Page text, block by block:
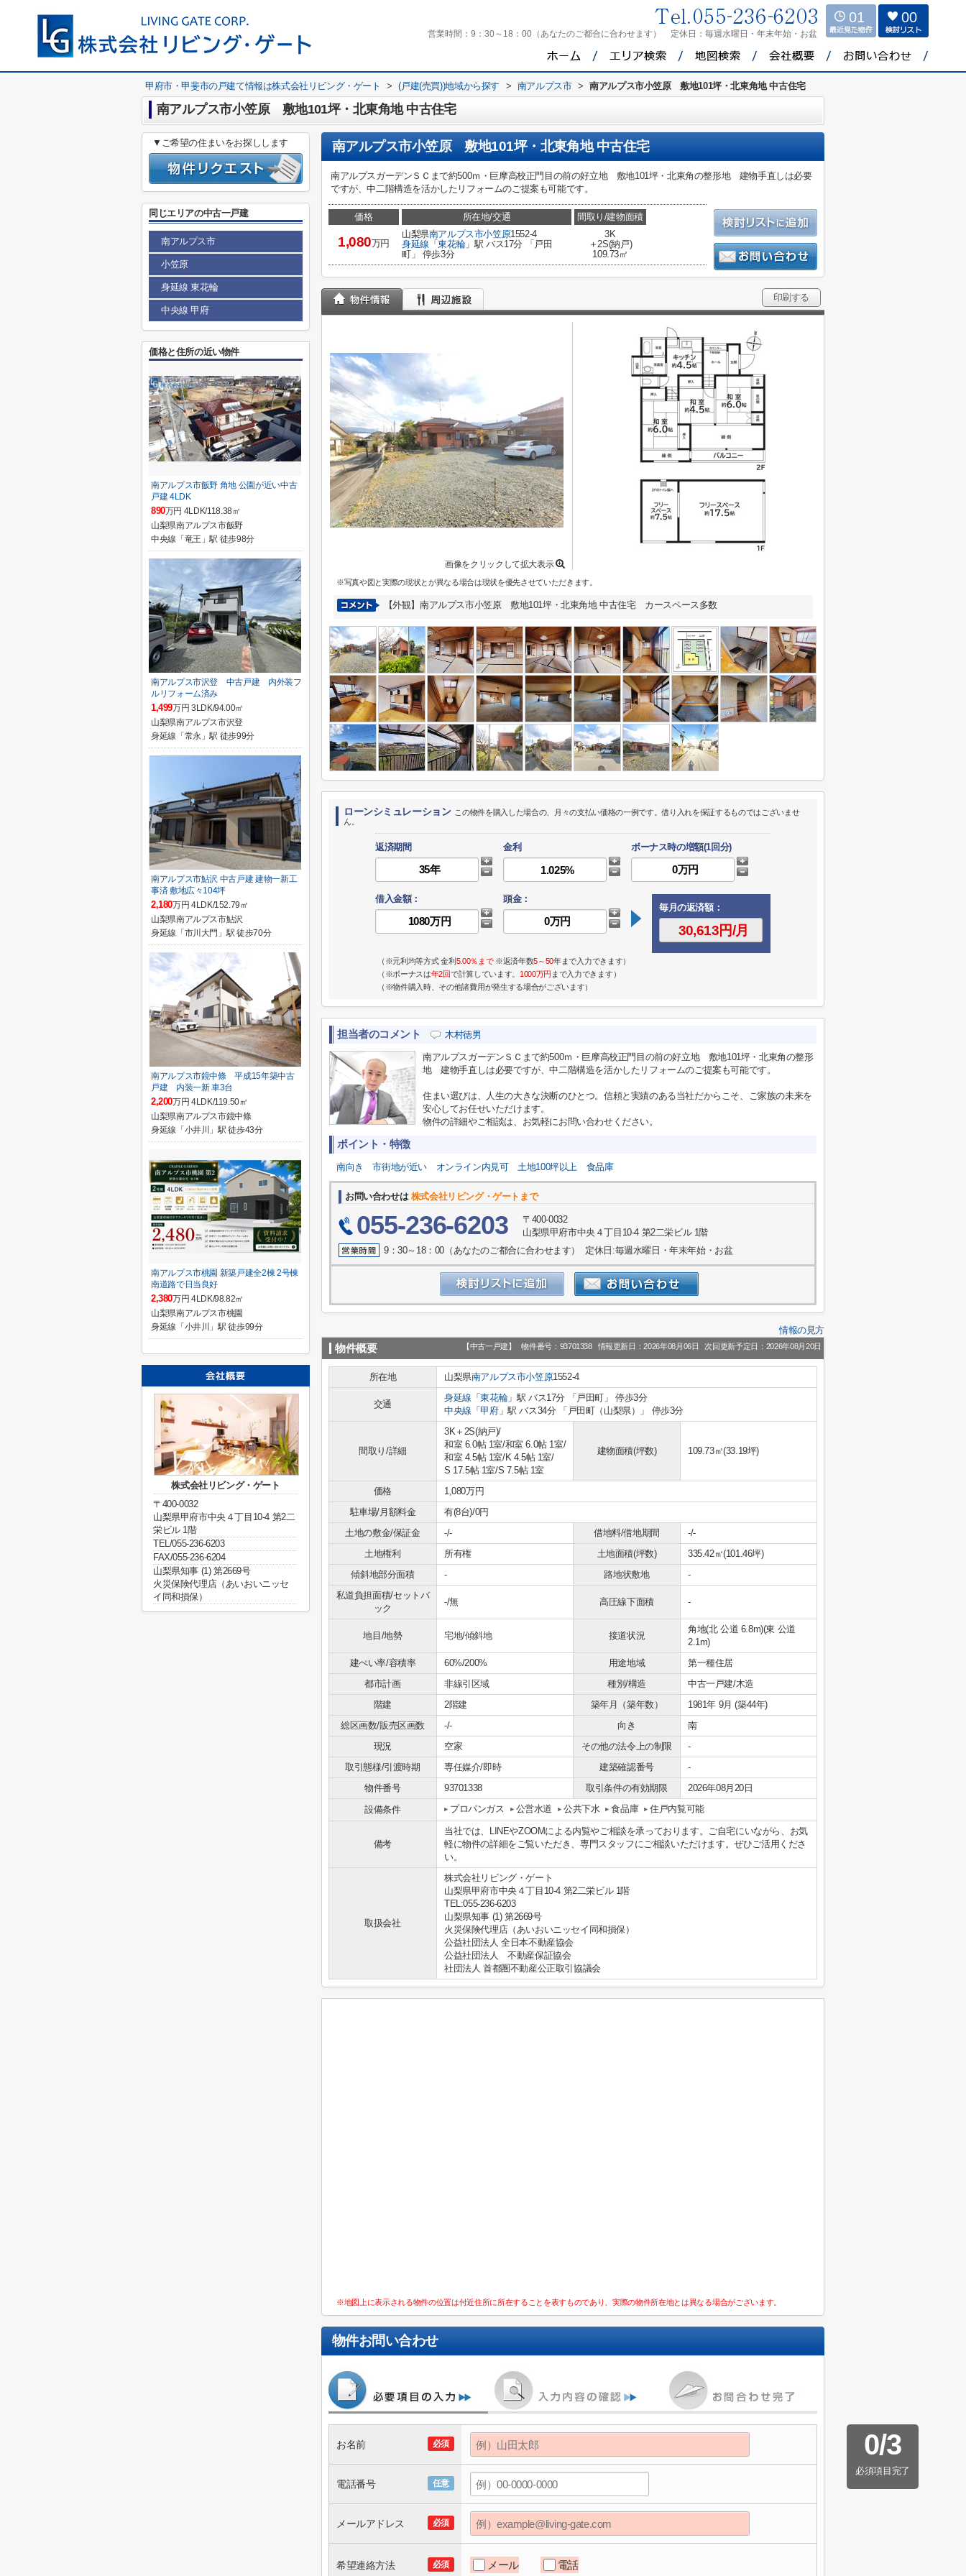
営業時間： 9：30～18：00（あなたのご都合に合わせます） 定休日： 毎週水曜日・年末年始・お盆
01 00
甲府市・甲斐市の戸建て情報は株式会社リビング・ゲート > (戸建(売買))地域から探す > 南アルプス市 > 南アルプス市小笠原 敷地101坪・北東角地 中古住宅
南アルプス市小笠原 敷地101坪・北東角地 中古住宅
南アルプス市小笠原 敷地101坪・北東角地 中古住宅
南アルプスガーデンＳＣまで約500ｍ・巨摩高校正門目の前の好立地 敷地101坪・北東角の整形地 建物手直しは必要
ですが、中二階構造を活かしたリフォームのご提案も可能です。
価格
1,080万円
所在地/交通
山梨県南アルプス市小笠原1552-4
身延線 「東花輪」駅 バス17分 「戸田
町」 停歩3分
間取り/建物面積
3K
＋2S(納戸)
109.73㎡
印刷する
画像をクリックして拡大表示
※写真や図と実際の現状とが異なる場合は現状を優先させていただきます。
【外観】南アルプス市小笠原 敷地101坪・北東角地 中古住宅 カースペース多数
ローンシミュレーション この物件を購入した場合の、月々の支払い価格の一例です。借り入れを保証するものではございませ
ん。
返済期間 金利 ボーナス時の増額(1回分)
借入金額：
頭金：
毎月の返済額：
（※元利均等方式 金利5.00％まで※返済年数5～50年まで入力できます）
（※ボーナスは年2回で計算しています。 1000万円 まで入力できます）
（※物件購入時、その他諸費用が発生する場合がございます）
担当者のコメント 木村徳男
南アルプスガーデンＳＣまで約500ｍ・巨摩高校正門目の前の好立地 敷地101坪・北東角の整形
地 建物手直しは必要ですが、中二階構造を活かしたリフォームのご提案も可能です。
住まい選びは、人生の大きな決断のひとつ。信頼と実績のある当社だからこそ、ご家族の未来を
安心してお任せいただけます。
物件の詳細やご相談は、お気軽にお問い合わせください。
ポイント・特徴
南向き 市街地が近い オンライン内見可 土地100坪以上 食品庫
お問い合わせは 株式会社リビング・ゲートまで
055-236-6203
〒400-0032
山梨県甲府市中央４丁目10-4 第2二栄ビル 1階
9：30～18：00（あなたのご都合に合わせます） 定休日:毎週水曜日・年末年始・お盆
情報の見方
物件概要 【中古一戸建】 物件番号：93701338 情報更新日：2026年08月06日 次回更新予定日：2026年08月20日
所在地 山梨県南アルプス市小笠原1552-4
交通
身延線 「東花輪」駅 バス17分 「戸田町」 停歩3分
中央線 「甲府」駅 バス34分 「戸田町（山梨県）」 停歩3分
間取り/詳細
3K＋2S(納戸)/
和室 6.0帖 1室/和室 6.0帖 1室/
和室 4.5帖 1室/K 4.5帖 1室/
S 17.5帖 1室/S 7.5帖 1室
建物面積(坪数) 109.73㎡(33.19坪)
価格
1,080万円
駐車場/月額料金
有(8台)/0円
土地の敷金/保証金
-/- 借地料/借地期間
-/-
土地権利
所有権 土地面積(坪数)
335.42㎡(101.46坪)
傾斜地部分面積
- 路地状敷地
-
私道負担面積/セットバ
ック
-/無 高圧線下面積 -
地目/地勢 宅地/傾斜地 接道状況
角地(北 公道 6.8m)(東 公道
2.1m)
建ぺい率/容積率
60%/200% 用途地域
第一種住居
都市計画
非線引区域 種別/構造
中古一戸建/木造
階建
2階建 築年月（築年数）
1981年 9月 (築44年)
総区画数/販売区画数
-/- 向き
南
現況
空家 その他の法令上の制限
-
取引態様/引渡時期
専任媒介/即時 建築確認番号
-
物件番号
93701338 取引条件の有効期限
2026年08月20日
設備条件
プロパンガス 公営水道 公共下水 食品庫 住戸内覧可能
備考
当社では、LINEやZOOMによる内覧やご相談を承っております。ご自宅にいながら、お気
軽に物件の詳細をご覧いただき、専門スタッフにご相談いただけます。ぜひご活用くださ
い。
取扱会社
株式会社リビング・ゲート
山梨県甲府市中央４丁目10-4 第2二栄ビル 1階
TEL:055-236-6203
山梨県知事 (1) 第2669号
火災保険代理店（あいおいニッセイ同和損保）
公益社団法人 全日本不動産協会
公益社団法人 不動産保証協会
社団法人 首都圏不動産公正取引協議会
※地図上に表示される物件の位置は付近住所に所在することを表すものであり、実際の物件所在地とは異なる場合がございます。
物件お問い合わせ
0/3
必須項目完了
必須
お名前
任意
電話番号
必須
メールアドレス
必須
希望連絡方法 メール 電話
▼ご希望の住まいをお探しします
同じエリアの中古一戸建
南アルプス市
小笠原
身延線 東花輪
中央線 甲府
価格と住所の近い物件
南アルプス市飯野 角地 公園が近い中古
戸建 4LDK
890万円 4LDK/118.38㎡
山梨県南アルプス市飯野
中央線「竜王」駅 徒歩98分
南アルプス市沢登 中古戸建 内外装フ
ルリフォーム済み
1,499万円 3LDK/94.00㎡
山梨県南アルプス市沢登
身延線「常永」駅 徒歩99分
南アルプス市鮎沢 中古戸建 建物一新工
事済 敷地広々104坪
2,180万円 4LDK/152.79㎡
山梨県南アルプス市鮎沢
身延線「市川大門」駅 徒歩70分
南アルプス市鏡中條 平成15年築中古
戸建 内装一新 車3台
2,200万円 4LDK/119.50㎡
山梨県南アルプス市鏡中條
身延線「小井川」駅 徒歩43分
南アルプス市桃園 新築戸建全2棟 2号棟
南道路で日当良好
2,380万円 4LDK/98.82㎡
山梨県南アルプス市桃園
身延線「小井川」駅 徒歩99分
株式会社リビング・ゲート
〒400-0032
山梨県甲府市中央４丁目10-4 第2二
栄ビル 1階
TEL/055-236-6203
FAX/055-236-6204
山梨県知事 (1) 第2669号
火災保険代理店（あいおいニッセ
イ同和損保）